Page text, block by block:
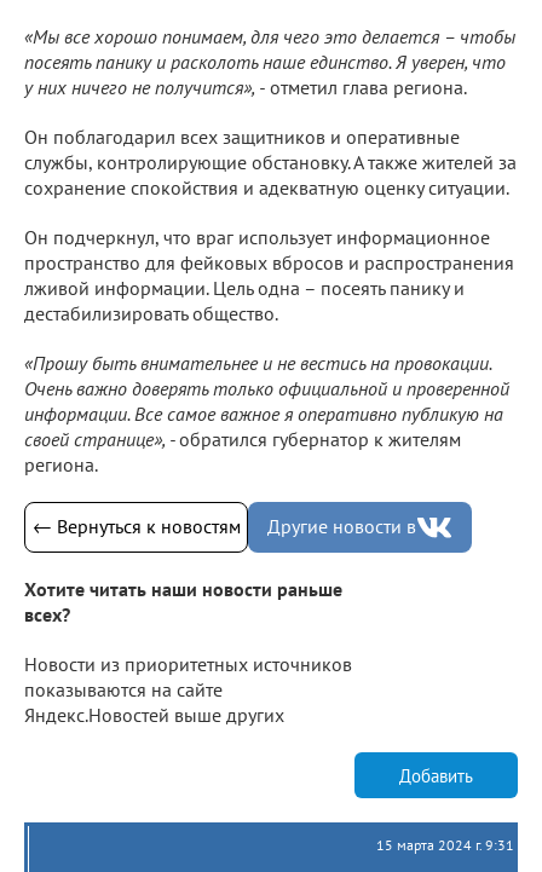
«Мы все хорошо понимаем, для чего это делается – чтобы
посеять панику и расколоть наше единство. Я уверен, что
у них ничего не получится», - отметил глава региона.
Он поблагодарил всех защитников и оперативные
службы, контролирующие обстановку. А также жителей за
сохранение спокойствия и адекватную оценку ситуации.
Он подчеркнул, что враг использует информационное
пространство для фейковых вбросов и распространения
лживой информации. Цель одна – посеять панику и
дестабилизировать общество.
«Прошу быть внимательнее и не вестись на провокации.
Очень важно доверять только официальной и проверенной
информации. Все самое важное я оперативно публикую на
своей странице», -обратился губернатор к жителям
региона.
← Вернуться к новостям Другие новости в
Хотите читать наши новости раньше
всех?
Новости из приоритетных источников
показываются на сайте
Яндекс.Новостей выше других
Добавить
15 марта 2024 г. 9:31